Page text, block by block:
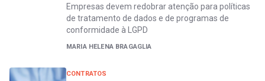
Empresas devem redobrar atenção para políticas
de tratamento de dados e de programas de
conformidade à LGPD
MARIA HELENA BRAGAGLIA
CONTRATOS